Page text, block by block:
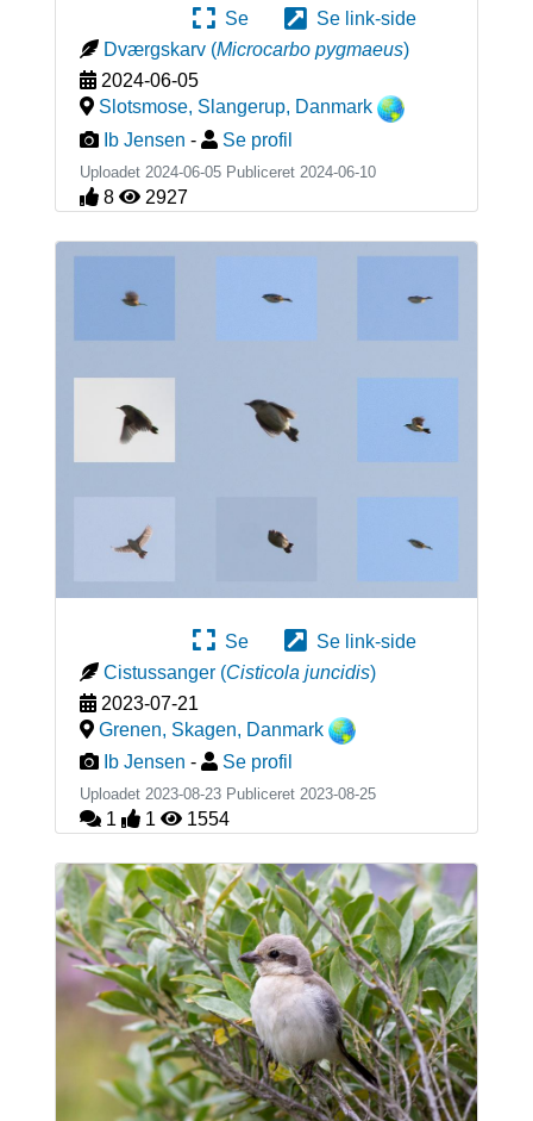
Se
Se link-side
Dværgskarv (Microcarbo pygmaeus)
2024-06-05
Slotsmose, Slangerup, Danmark
Ib Jensen - Se profil
Uploadet 2024-06-05 Publiceret 2024-06-10
8 2927
Se
Se link-side
Cistussanger (Cisticola juncidis)
2023-07-21
Grenen, Skagen, Danmark
Ib Jensen - Se profil
Uploadet 2023-08-23 Publiceret 2023-08-25
1 1 1554